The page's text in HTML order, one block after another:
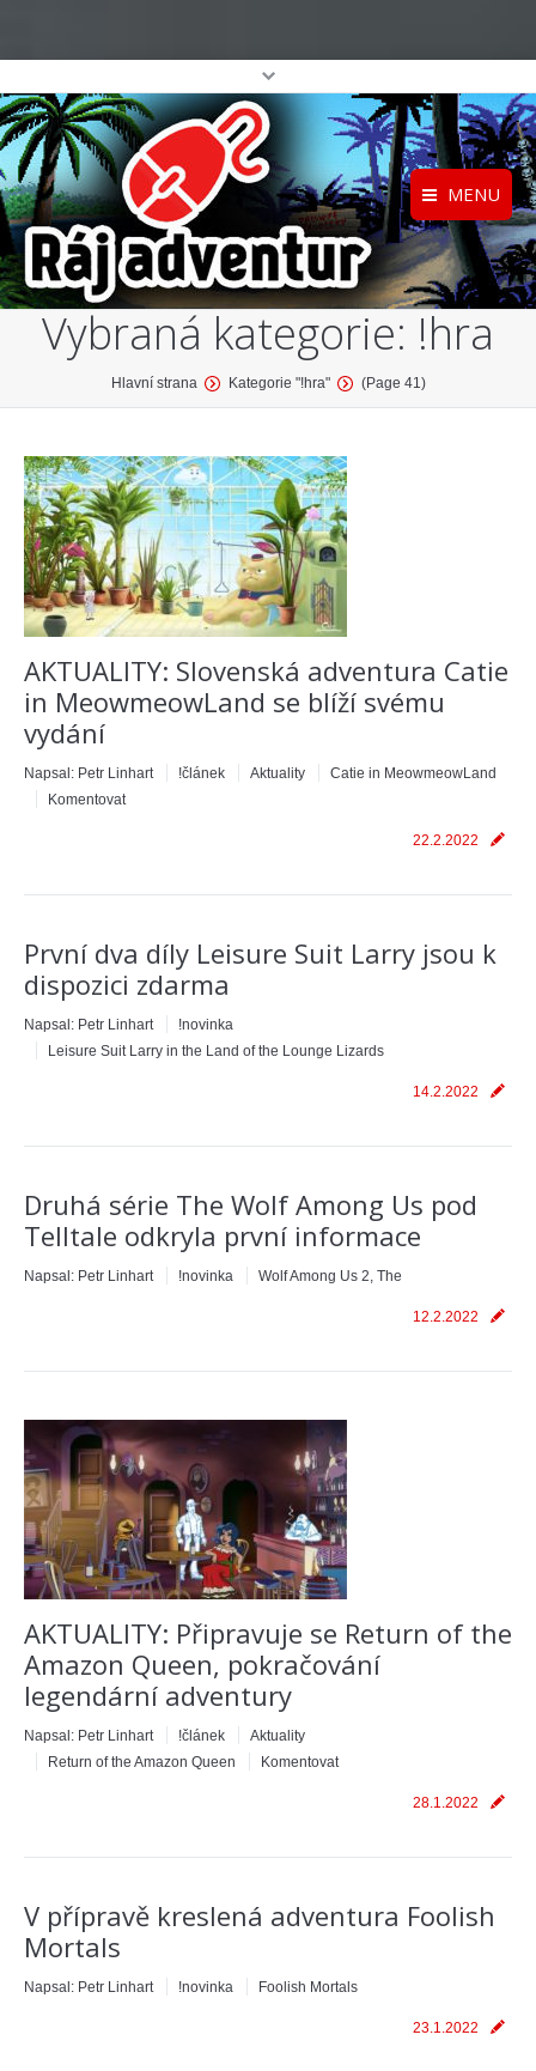
MENU
Registrace Home
O projektu
Katalog her
Vybraná kategorie: !hra
You are here:Hlavní strana Kategorie "!hra" (Page 41)
AKTUALITY: Slovenská adventura Catie
in MeowmeowLand se blíží svému
vydání
Napsal: Petr Linhart !článek Aktuality
Catie in MeowmeowLand
Komentovat
22.2.2022
První dva díly Leisure Suit Larry jsou k
dispozici zdarma
Napsal: Petr Linhart
!novinka
Leisure Suit Larry in the Land of the Lounge Lizards
14.2.2022
Druhá série The Wolf Among Us pod
Telltale odkryla první informace
Napsal: Petr Linhart !novinka Wolf Among Us 2, The
12.2.2022
AKTUALITY: Připravuje se Return of the
Amazon Queen, pokračování
legendární adventury
Napsal: Petr Linhart !článek
Aktuality
Return of the Amazon Queen
Komentovat
28.1.2022
V přípravě kreslená adventura Foolish
Mortals
Napsal: Petr Linhart !novinka Foolish Mortals
23.1.2022